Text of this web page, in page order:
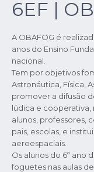
6EF |
A OBAFOG é
anos do Ensino
nacional.
Tem por objetivos
Astronáutica, Física,
promover a difusão
lúdica e cooperativa,
alunos, professores,
pais, escolas, e
aeroespaciais.
Os alunos do 6º ano
foguetes nas aulas